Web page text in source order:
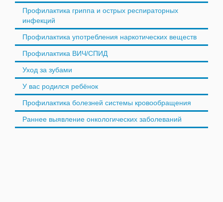
Профилактика гриппа и острых респираторных
инфекций
Профилактика употребления наркотических веществ
Профилактика ВИЧ/СПИД
Уход за зубами
У вас родился ребёнок
Профилактика болезней системы кровообращения
Раннее выявление онкологических заболеваний